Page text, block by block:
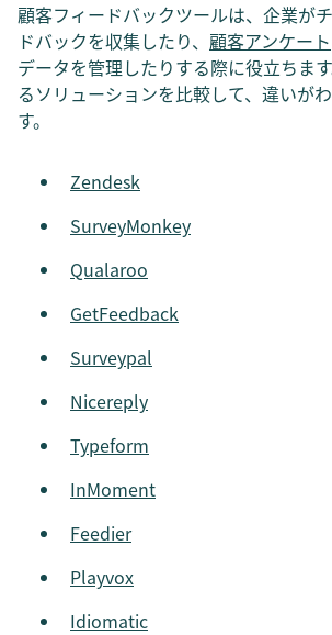
顧客フィードバックツールは、企業が
ドバックを収集したり、 顧客アンケート
データを管理したりする際に役立ちま
るソリューションを比較して、違いが
す。
Zendesk
SurveyMonkey
Qualaroo
GetFeedback
Surveypal
Nicereply
Typeform
InMoment
Feedier
Playvox
Idiomatic